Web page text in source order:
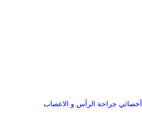
أخصائي جراحة الرأس و الاعصاب